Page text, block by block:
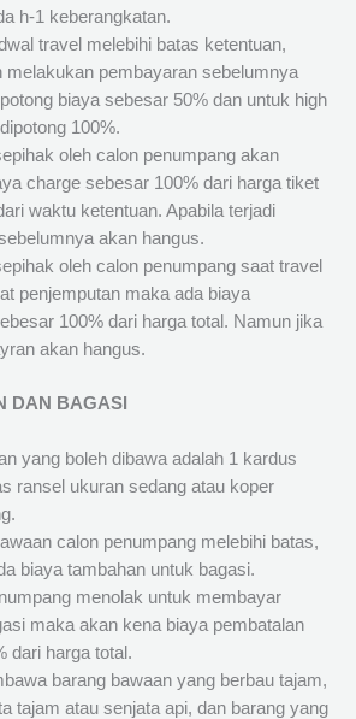
h-1 keberangkatan.
travel melebihi batas ketentuan,
melakukan pembayaran sebelumnya
biaya sebesar 50% dan untuk high
100%.
oleh calon penumpang akan
charge sebesar 100% dari harga tiket
waktu ketentuan. Apabila terjadi
akan hangus.
oleh calon penumpang saat travel
penjemputan maka ada biaya
100% dari harga total. Namun jika
akan hangus.
DAN BAGASI
yang boleh dibawa adalah 1 kardus
ransel ukuran sedang atau koper
calon penumpang melebihi batas,
biaya tambahan untuk bagasi.
menolak untuk membayar
maka akan kena biaya pembatalan
dari harga total.
barang bawaan yang berbau tajam,
tajam atau senjata api, dan barang yang